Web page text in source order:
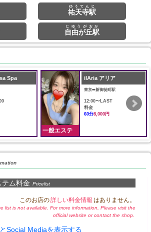
祐天寺駅
ゆうてんじ
自由が丘駅
じゆうがおか
Spa
一般エステ
ilAria アリア
東京➠新御徒町駅
12:00〜LAST
料金
60分8,000円
テム料金 Pricelist
このお店の詳しい料金情報 はありません。
list is not available. For more information, Please visit the
official website or contact the shop.
Social Mediaを表示する